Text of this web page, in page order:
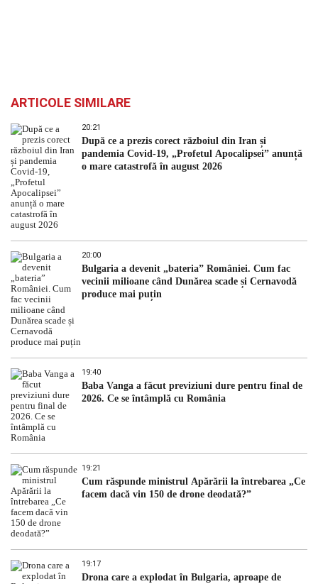
ARTICOLE SIMILARE
20:21
După ce a prezis corect războiul din Iran și
pandemia Covid-19, „Profetul Apocalipsei” anunță
o mare catastrofă în august 2026
20:00
Bulgaria a devenit „bateria” României. Cum fac
vecinii milioane când Dunărea scade și Cernavodă
produce mai puțin
19:40
Baba Vanga a făcut previziuni dure pentru final de
2026. Ce se întâmplă cu România
19:21
Cum răspunde ministrul Apărării la întrebarea „Ce
facem dacă vin 150 de drone deodată?”
19:17
Drona care a explodat în Bulgaria, aproape de